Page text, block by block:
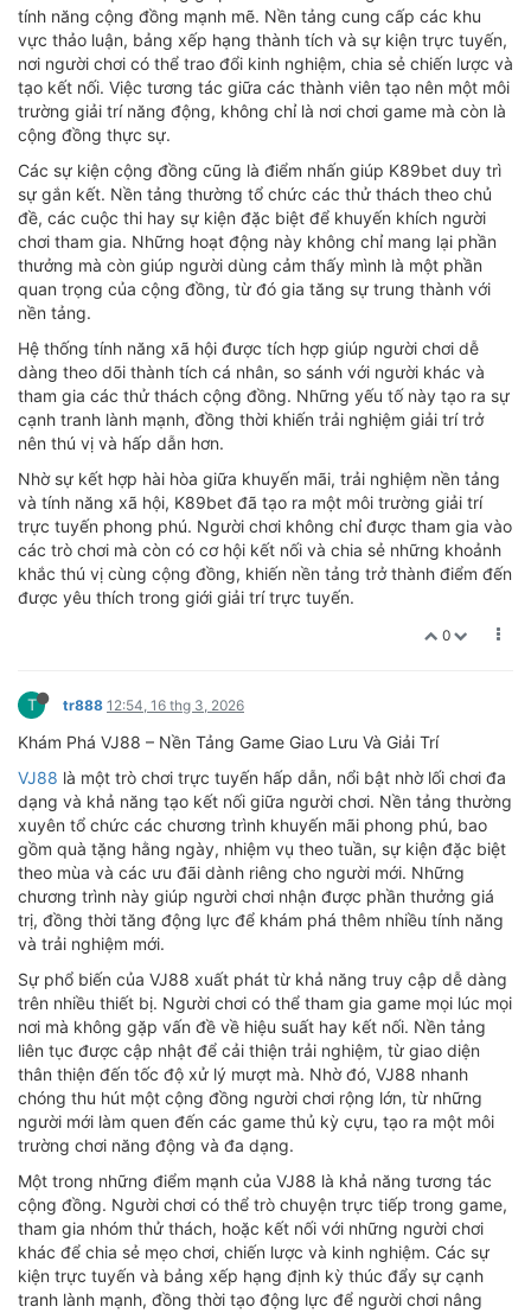
tính năng cộng đồng mạnh mẽ. Nền tảng cung cấp các khu
vực thảo luận, bảng xếp hạng thành tích và sự kiện trực tuyến,
nơi người chơi có thể trao đổi kinh nghiệm, chia sẻ chiến lược và
tạo kết nối. Việc tương tác giữa các thành viên tạo nên một môi
trường giải trí năng động, không chỉ là nơi chơi game mà còn là
cộng đồng thực sự.
Các sự kiện cộng đồng cũng là điểm nhấn giúp K89bet duy trì
sự gắn kết. Nền tảng thường tổ chức các thử thách theo chủ
đề, các cuộc thi hay sự kiện đặc biệt để khuyến khích người
chơi tham gia. Những hoạt động này không chỉ mang lại phần
thưởng mà còn giúp người dùng cảm thấy mình là một phần
quan trọng của cộng đồng, từ đó gia tăng sự trung thành với
nền tảng.
Hệ thống tính năng xã hội được tích hợp giúp người chơi dễ
dàng theo dõi thành tích cá nhân, so sánh với người khác và
tham gia các thử thách cộng đồng. Những yếu tố này tạo ra sự
cạnh tranh lành mạnh, đồng thời khiến trải nghiệm giải trí trở
nên thú vị và hấp dẫn hơn.
Nhờ sự kết hợp hài hòa giữa khuyến mãi, trải nghiệm nền tảng
và tính năng xã hội, K89bet đã tạo ra một môi trường giải trí
trực tuyến phong phú. Người chơi không chỉ được tham gia vào
các trò chơi mà còn có cơ hội kết nối và chia sẻ những khoảnh
khắc thú vị cùng cộng đồng, khiến nền tảng trở thành điểm đến
được yêu thích trong giới giải trí trực tuyến.
0
T tr888 12:54, 16 thg 3, 2026
Khám Phá VJ88 – Nền Tảng Game Giao Lưu Và Giải Trí
VJ88 là một trò chơi trực tuyến hấp dẫn, nổi bật nhờ lối chơi đa
dạng và khả năng tạo kết nối giữa người chơi. Nền tảng thường
xuyên tổ chức các chương trình khuyến mãi phong phú, bao
gồm quà tặng hằng ngày, nhiệm vụ theo tuần, sự kiện đặc biệt
theo mùa và các ưu đãi dành riêng cho người mới. Những
chương trình này giúp người chơi nhận được phần thưởng giá
trị, đồng thời tăng động lực để khám phá thêm nhiều tính năng
và trải nghiệm mới.
Sự phổ biến của VJ88 xuất phát từ khả năng truy cập dễ dàng
trên nhiều thiết bị. Người chơi có thể tham gia game mọi lúc mọi
nơi mà không gặp vấn đề về hiệu suất hay kết nối. Nền tảng
liên tục được cập nhật để cải thiện trải nghiệm, từ giao diện
thân thiện đến tốc độ xử lý mượt mà. Nhờ đó, VJ88 nhanh
chóng thu hút một cộng đồng người chơi rộng lớn, từ những
người mới làm quen đến các game thủ kỳ cựu, tạo ra một môi
trường chơi năng động và đa dạng.
Một trong những điểm mạnh của VJ88 là khả năng tương tác
cộng đồng. Người chơi có thể trò chuyện trực tiếp trong game,
tham gia nhóm thử thách, hoặc kết nối với những người chơi
khác để chia sẻ mẹo chơi, chiến lược và kinh nghiệm. Các sự
kiện trực tuyến và bảng xếp hạng định kỳ thúc đẩy sự cạnh
tranh lành mạnh, đồng thời tạo động lực để người chơi nâng